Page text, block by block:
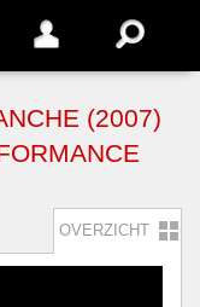
(2007)
OVERZICHT